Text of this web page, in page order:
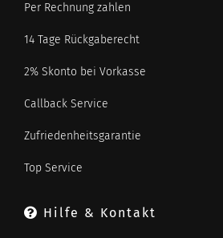
Per Rechnung zahlen
14 Tage Rückgaberecht
2% Skonto bei Vorkasse
Callback Service
Zufriedenheitsgarantie
Top Service
Hilfe & Kontakt